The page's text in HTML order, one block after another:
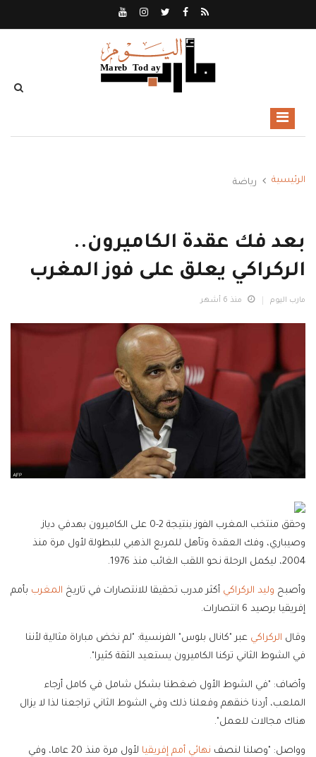
الرئيسية رياضة
بعد فك عقدة الكاميرون..
الركراكي يعلق على فوز المغرب
مارب اليوم منذ 6 أشهر
وحقق منتخب المغرب الفوز بنتيجة 2-0 على الكاميرون بهدفي دياز
وصيباري، وفك العقدة وتأهل للمربع الذهبي للبطولة لأول مرة منذ
2004، ليكمل الرحلة نحو اللقب الغائب منذ 1976.
وأصبح وليد الركراكي أكثر مدرب تحقيقا للانتصارات في تاريخ المغرب بأمم
إفريقيا برصيد 6 انتصارات.
وقال الركراكي عبر "كانال بلوس" الفرنسية: "لم نخض مباراة مثالية لأننا
في الشوط الثاني تركنا الكاميرون يستعيد الثقة كثيرا".
وأضاف: "في الشوط الأول ضغطنا بشكل شامل في كامل أرجاء
الملعب، أردنا خنقهم وفعلنا ذلك وفي الشوط الثاني تراجعنا لذا لا يزال
هناك مجالات للعمل".
وواصل: "وصلنا لنصف نهائي أمم إفريقيا
لأول مرة منذ 20 عاما، وفي